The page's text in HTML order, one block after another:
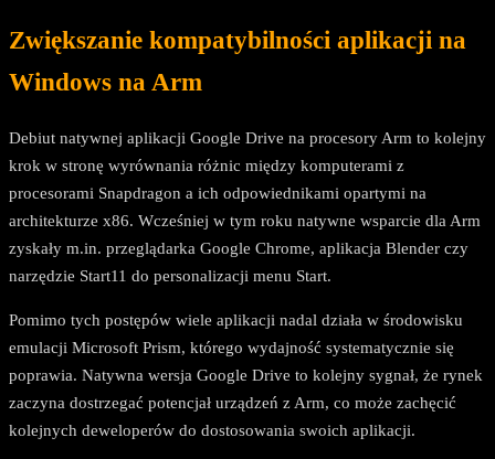
Zwiększanie kompatybilności aplikacji na
Windows na Arm
Debiut natywnej aplikacji Google Drive na procesory Arm to kolejny
krok w stronę wyrównania różnic między komputerami z
procesorami Snapdragon a ich odpowiednikami opartymi na
architekturze x86. Wcześniej w tym roku natywne wsparcie dla Arm
zyskały m.in. przeglądarka Google Chrome, aplikacja Blender czy
narzędzie Start11 do personalizacji menu Start.
Pomimo tych postępów wiele aplikacji nadal działa w środowisku
emulacji Microsoft Prism, którego wydajność systematycznie się
poprawia. Natywna wersja Google Drive to kolejny sygnał, że rynek
zaczyna dostrzegać potencjał urządzeń z Arm, co może zachęcić
kolejnych deweloperów do dostosowania swoich aplikacji.